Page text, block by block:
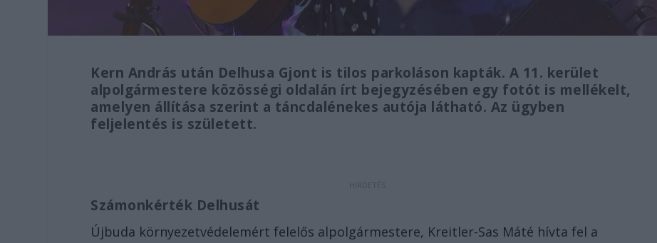
Kern András után Delhusa Gjont is tilos parkoláson kapták. A 11. kerület
alpolgármestere közösségi oldalán írt bejegyzésében egy fotót is mellékelt,
amelyen állítása szerint a táncdalénekes autója látható. Az ügyben
feljelentés is született.
Számonkérték Delhusát
Újbuda környezetvédelemért felelős alpolgármestere, Kreitler-Sas Máté hívta fel a